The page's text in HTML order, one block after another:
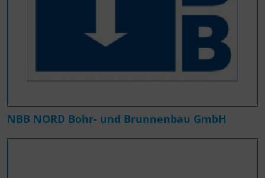
NBB NORD Bohr- und Brunnenbau GmbH